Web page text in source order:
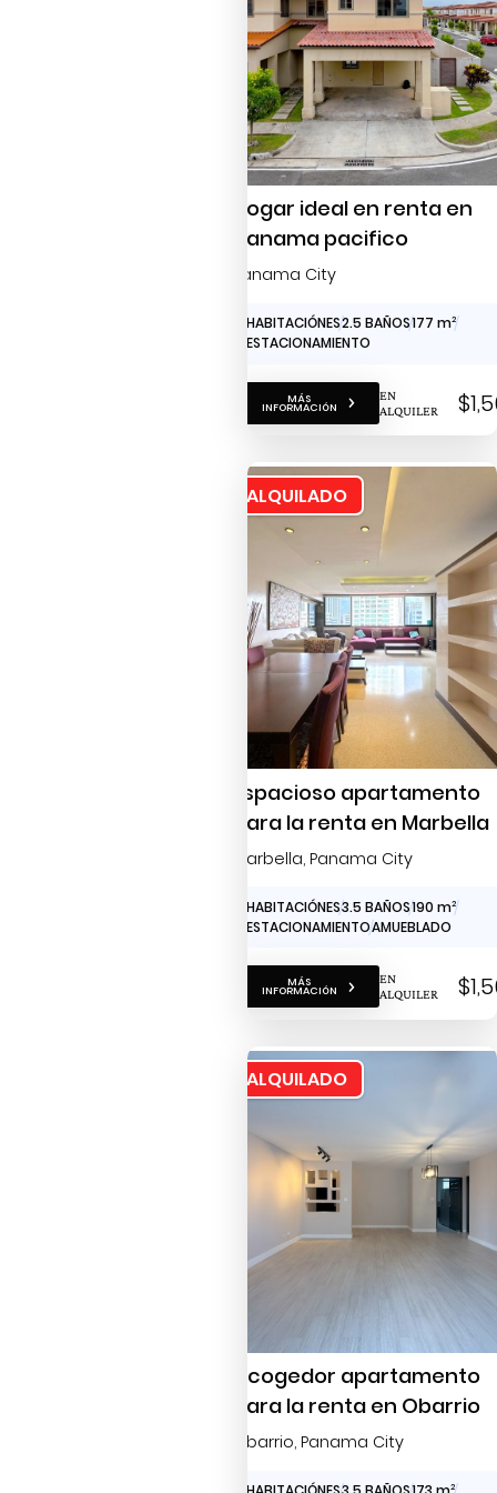
Hogar ideal en renta en
panama pacifico
Panama City
3 HABITACIÓNES2.5 BAÑOS177 m2
2 ESTACIONAMIENTO
MÁS
INFORMACIÓN
EN
ALQUILER
ALQUILADO
Espacioso apartamento
para la renta en Marbella
Marbella, Panama City
3 HABITACIÓNES3.5 BAÑOS190 m2
2 ESTACIONAMIENTOAMUEBLADO
MÁS
INFORMACIÓN
EN
ALQUILER
ALQUILADO
Acogedor apartamento
para la renta en Obarrio
Obarrio, Panama City
2